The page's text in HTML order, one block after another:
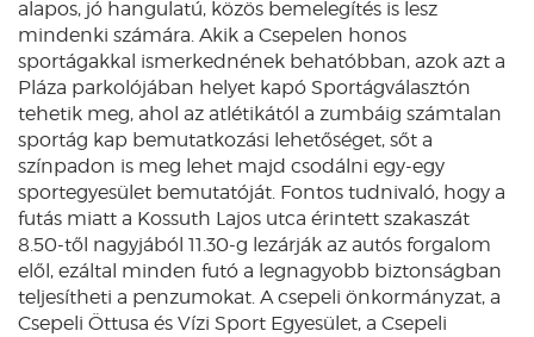
alapos, jó hangulatú, közös bemelegítés is lesz
mindenki számára. Akik a Csepelen honos
sportágakkal ismerkednének behatóbban, azok azt a
Pláza parkolójában helyet kapó Sportágválasztón
tehetik meg, ahol az atlétikától a zumbáig számtalan
sportág kap bemutatkozási lehetőséget, sőt a
színpadon is meg lehet majd csodálni egy-egy
sportegyesület bemutatóját. Fontos tudnivaló, hogy a
futás miatt a Kossuth Lajos utca érintett szakaszát
8.50-től nagyjából 11.30-g lezárják az autós forgalom
elől, ezáltal minden futó a legnagyobb biztonságban
teljesítheti a penzumokat. A csepeli önkormányzat, a
Csepeli Öttusa és Vízi Sport Egyesület, a Csepeli